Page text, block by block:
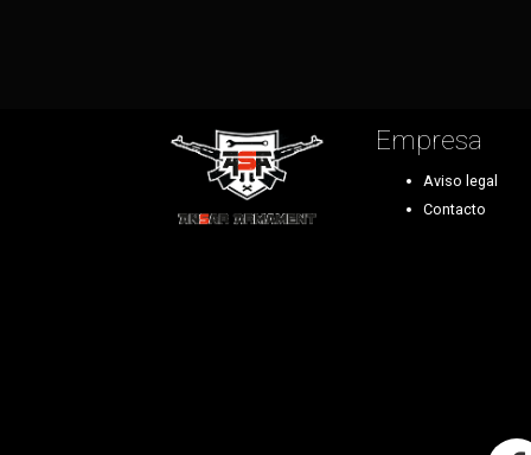
Empresa
Aviso legal
Contacto